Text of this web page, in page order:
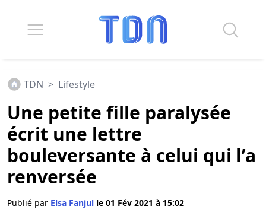
TDN > Lifestyle
Une petite fille paralysée
écrit une lettre
bouleversante à celui qui l’a
renversée
Publié par Elsa Fanjul le 01 Fév 2021 à 15:02